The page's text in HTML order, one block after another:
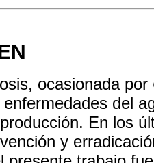
ocasionada por
enfermedades del
En los
y